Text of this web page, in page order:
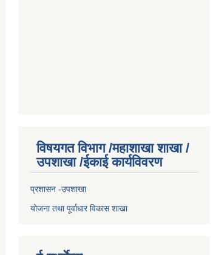
विषयगत विभाग /महाशाखा शाखा /
उपशाखा /ईकाई कार्यविवरण
प्रशासन -उपशाखा
योजना तथा पूर्वाधार विकास शाखा